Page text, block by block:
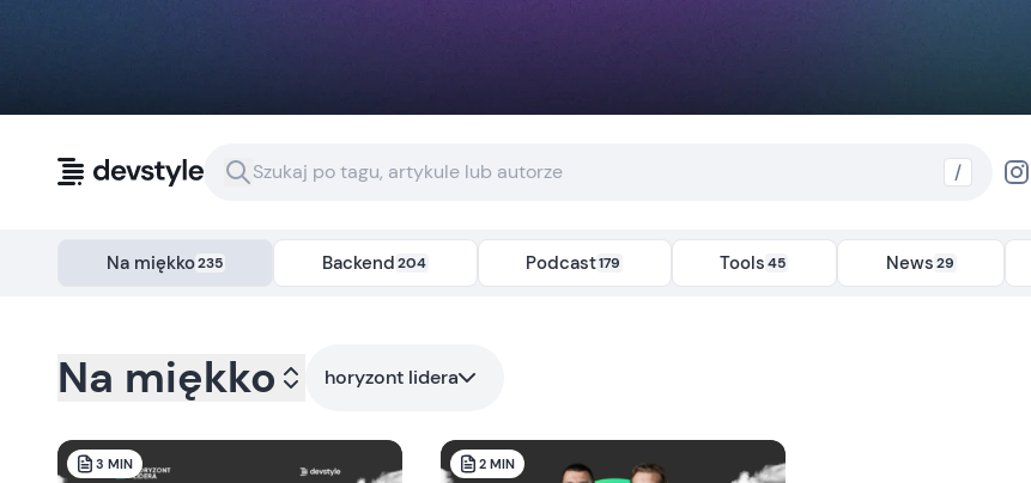
/
Na miękko235 Backend204 Podcast179 Tools 45 News29
Kategoria: na-miekko
Na miękko horyzont lidera
3 MIN 2 MIN